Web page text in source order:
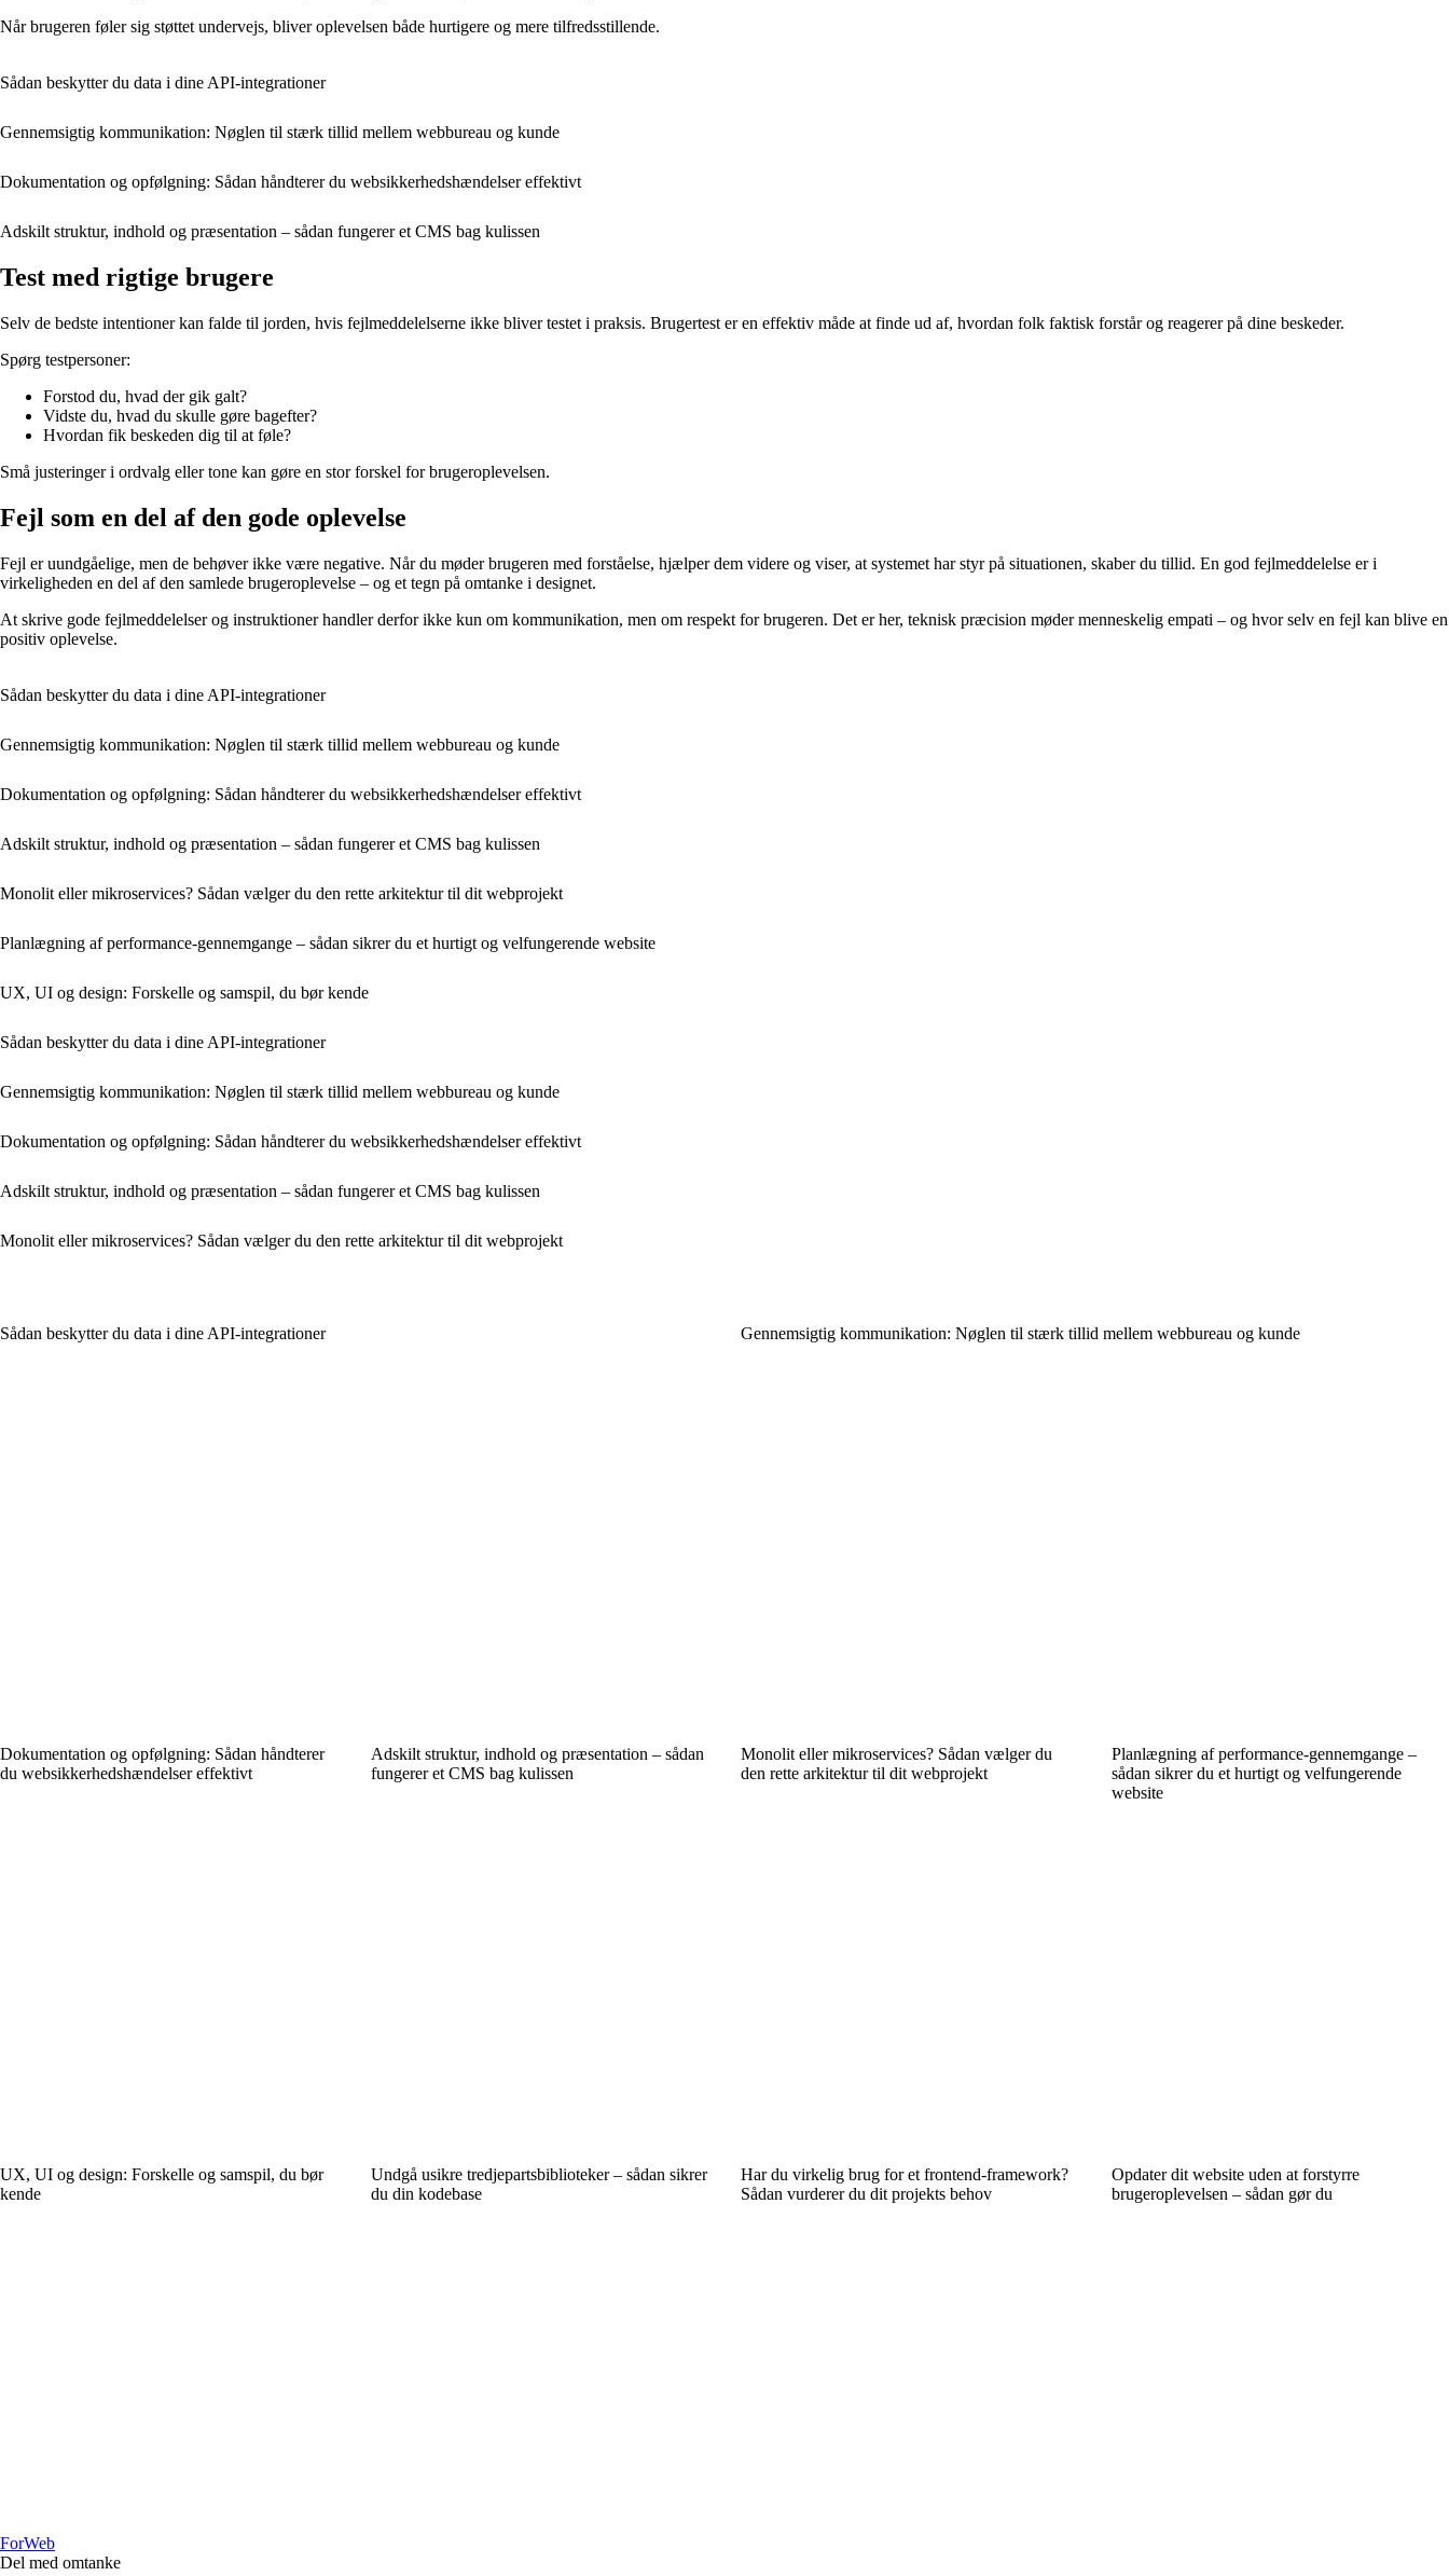
Når brugeren føler sig støttet undervejs, bliver oplevelsen både hurtigere og mere tilfredsstillende.
Sådan beskytter du data i dine API‑integrationer
Gennemsigtig kommunikation: Nøglen til stærk tillid mellem webbureau og kunde
Dokumentation og opfølgning: Sådan håndterer du web­sikkerhedshændelser effektivt
Adskilt struktur, indhold og præsentation – sådan fungerer et CMS bag kulissen
Test med rigtige brugere
Selv de bedste intentioner kan falde til jorden, hvis fejlmeddelelserne ikke bliver testet i praksis. Brugertest er en effektiv måde at finde ud af, hvordan folk faktisk forstår og reagerer på dine beskeder.
Spørg testpersoner:
Forstod du, hvad der gik galt?
Vidste du, hvad du skulle gøre bagefter?
Hvordan fik beskeden dig til at føle?
Små justeringer i ordvalg eller tone kan gøre en stor forskel for brugeroplevelsen.
Fejl som en del af den gode oplevelse
Fejl er uundgåelige, men de behøver ikke være negative. Når du møder brugeren med forståelse, hjælper dem videre og viser, at systemet har styr på situationen, skaber du tillid. En god fejlmeddelelse er i
virkeligheden en del af den samlede brugeroplevelse – og et tegn på omtanke i designet.
At skrive gode fejlmeddelelser og instruktioner handler derfor ikke kun om kommunikation, men om respekt for brugeren. Det er her, teknisk præcision møder menneskelig empati – og hvor selv en fejl kan blive en
positiv oplevelse.
Sådan beskytter du data i dine API‑integrationer
Gennemsigtig kommunikation: Nøglen til stærk tillid mellem webbureau og kunde
Dokumentation og opfølgning: Sådan håndterer du web­sikkerhedshændelser effektivt
Adskilt struktur, indhold og præsentation – sådan fungerer et CMS bag kulissen
Monolit eller mikroservices? Sådan vælger du den rette arkitektur til dit webprojekt
Planlægning af performance-gennemgange – sådan sikrer du et hurtigt og velfungerende website
UX, UI og design: Forskelle og samspil, du bør kende
Sådan beskytter du data i dine API‑integrationer
Gennemsigtig kommunikation: Nøglen til stærk tillid mellem webbureau og kunde
Dokumentation og opfølgning: Sådan håndterer du web­sikkerhedshændelser effektivt
Adskilt struktur, indhold og præsentation – sådan fungerer et CMS bag kulissen
Monolit eller mikroservices? Sådan vælger du den rette arkitektur til dit webprojekt
Sådan beskytter du data i dine API‑integrationer Gennemsigtig kommunikation: Nøglen til stærk tillid mellem webbureau og kunde
Dokumentation og opfølgning: Sådan håndterer
du web­sikkerhedshændelser effektivt
Adskilt struktur, indhold og præsentation – sådan
fungerer et CMS bag kulissen
Monolit eller mikroservices? Sådan vælger du
den rette arkitektur til dit webprojekt
Planlægning af performance-gennemgange –
sådan sikrer du et hurtigt og velfungerende
website
UX, UI og design: Forskelle og samspil, du bør
kende
Undgå usikre tredjepartsbiblioteker – sådan sikrer
du din kodebase
Har du virkelig brug for et frontend‑framework?
Sådan vurderer du dit projekts behov
Opdater dit website uden at forstyrre
brugeroplevelsen – sådan gør du
ForWeb
Del med omtanke